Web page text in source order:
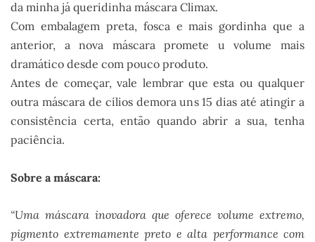
da minha já queridinha máscara Climax.
Com embalagem preta, fosca e mais gordinha que a
anterior, a nova máscara promete u volume mais
dramático desde com pouco produto.
Antes de começar, vale lembrar que esta ou qualquer
outra máscara de cílios demora uns 15 dias até atingir a
consistência certa, então quando abrir a sua, tenha
paciência.
Sobre a máscara:
“Uma máscara inovadora que oferece volume extremo,
pigmento extremamente preto e alta performance com